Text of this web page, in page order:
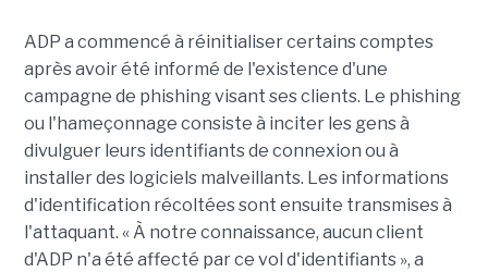
ADP a commencé à réinitialiser certains comptes
après avoir été informé de l'existence d'une
campagne de phishing visant ses clients. Le phishing
ou l'hameçonnage consiste à inciter les gens à
divulguer leurs identifiants de connexion ou à
installer des logiciels malveillants. Les informations
d'identification récoltées sont ensuite transmises à
l'attaquant. « À notre connaissance, aucun client
d'ADP n'a été affecté par ce vol d'identifiants », a